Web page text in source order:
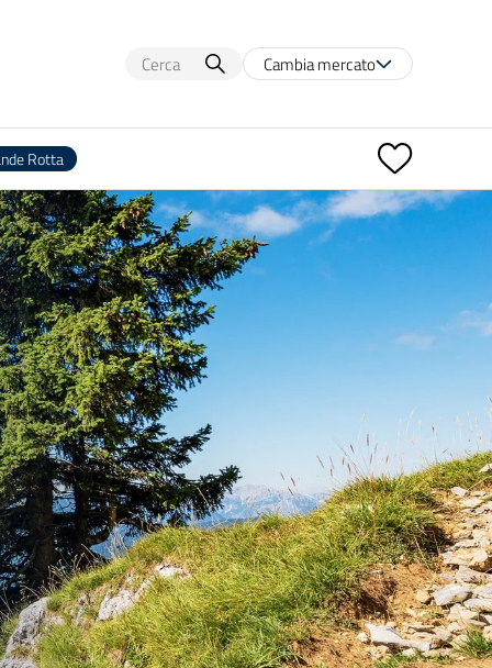
Cambia mercato
Rotta